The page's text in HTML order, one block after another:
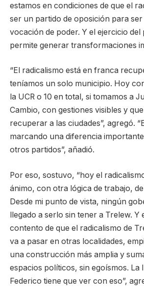
estamos en condiciones de que el
ser un partido de oposición para
vocación de poder. Y el ejercicio del
permite generar transformaciones
“El radicalismo está en franca
teníamos un solo municipio. Hoy
la UCR o 10 en total, si tomamos a
Cambio, con gestiones visibles y
recuperar a las ciudades”, agregó.
marcando una diferencia
otros partidos”, añadió.
Por eso, sostuvo, “hoy el
ánimo, con otra lógica de trabajo,
Desde mi punto de vista, ningún
llegado a serlo sin tener a Trelew. Y
contento de que el radicalismo de
va a pasar en otras localidades,
una construcción más amplia y
espacios políticos, sin egoísmos. La
Federico tiene que ver con eso”,